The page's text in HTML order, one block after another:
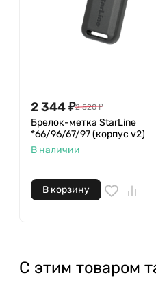
2 344₽2 520 ₽
Брелок-метка StarLine
*66/96/67/97 (корпус v2)
В наличии
В корзину
С этим товаром